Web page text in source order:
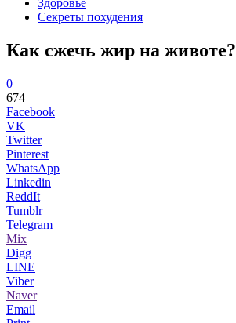
Здоровье
Секреты похудения
Как сжечь жир на животе?
0
674
Facebook
VK
Twitter
Pinterest
WhatsApp
Linkedin
ReddIt
Tumblr
Telegram
Mix
Digg
LINE
Viber
Naver
Email